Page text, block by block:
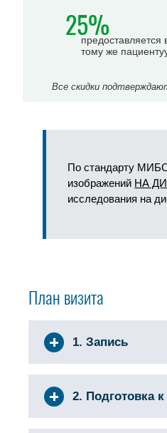
25%
тому же
Все скидки
По стандарту МИБС
изображений НА
исследования на
План визита
1. Запись
2. Подготовка